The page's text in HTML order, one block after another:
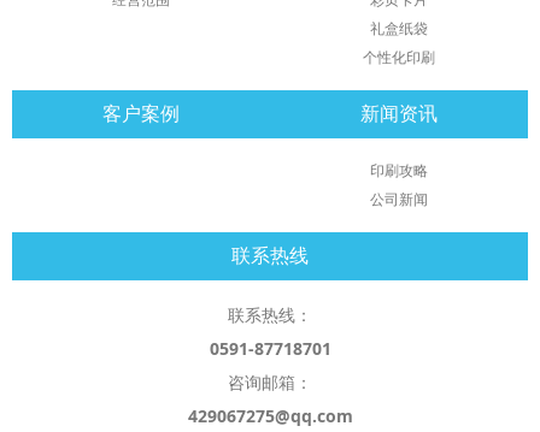
礼盒纸袋
个性化印刷
客户案例 新闻资讯
印刷攻略
公司新闻
联系热线
联系热线：
0591-87718701
咨询邮箱：
429067275@qq.com